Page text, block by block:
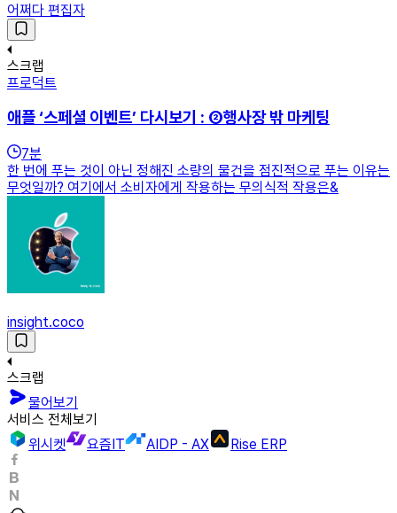
어쩌다 편집자
스크랩
프로덕트
애플 ‘스페셜 이벤트’ 다시보기 : ②행사장 밖 마케팅
7분
한 번에 푸는 것이 아닌 정해진 소량의 물건을 점진적으로 푸는 이유는
무엇일까? 여기에서 소비자에게 작용하는 무의식적 작용은&
insight.coco
스크랩
물어보기
서비스 전체보기
위시켓
요즘IT AIDP - AX Rise ERP